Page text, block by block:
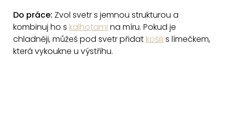
Do práce: Zvol svetr s jemnou strukturou a
kombinuj ho s kalhotami na míru. Pokud je
chladněji, můžeš pod svetr přidat košili s límečkem,
která vykoukne u výstřihu.